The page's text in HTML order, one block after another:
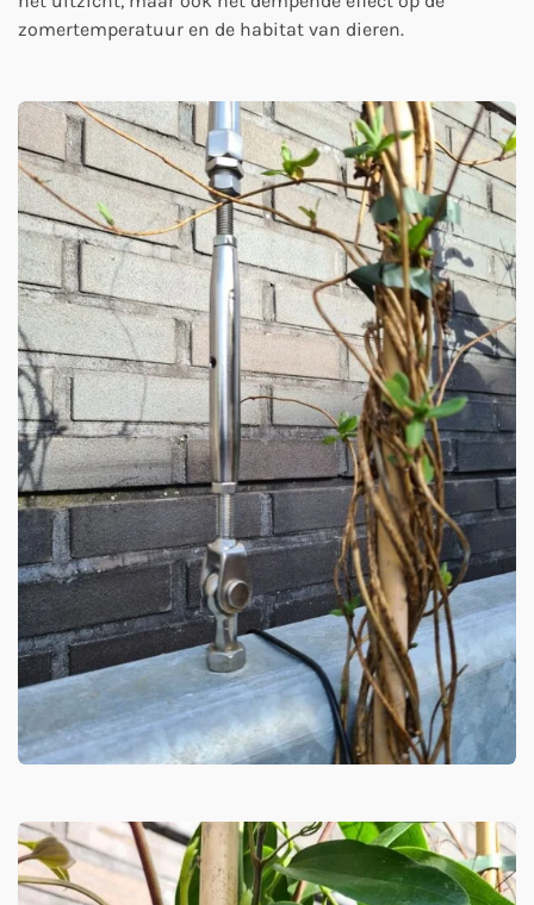
zomertemperatuur en de habitat van dieren.